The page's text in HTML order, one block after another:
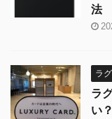
法
ラ
ラ
い